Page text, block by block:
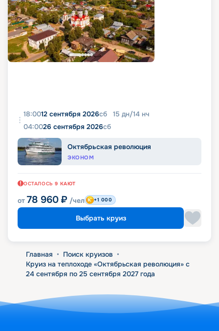
18:0012 сентября 2026сб 15 дн/14 нч
04:0026 сентября 2026сб
Октябрьская революция
ЭКОНОМ
ОСТАЛОСЬ 9 КАЮТ
от 78 960 ₽ /чел +1 000
Выбрать круиз
Главная • Поиск круизов •
Круиз на теплоходе «Октябрьская революция» с
24 сентября по 25 сентября 2027 года